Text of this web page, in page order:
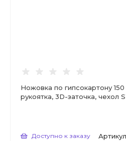
Ножовка по гипсокартону
рукоятка, 3D-заточка, чехол
Доступно к заказу Артикул